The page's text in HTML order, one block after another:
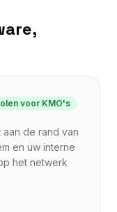
voor KMO's
de rand van
en uw interne
het netwerk